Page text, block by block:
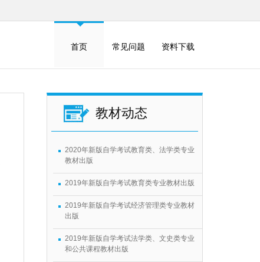
首页 常见问题 资料下载
教材动态
2020年新版自学考试教育类、法学类专业
教材出版
2019年新版自学考试教育类专业教材出版
2019年新版自学考试经济管理类专业教材
出版
2019年新版自学考试法学类、文史类专业
和公共课程教材出版